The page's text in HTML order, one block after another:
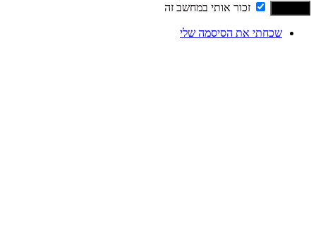
זכור אותי במחשב זה
שכחתי את הסיסמה שלי